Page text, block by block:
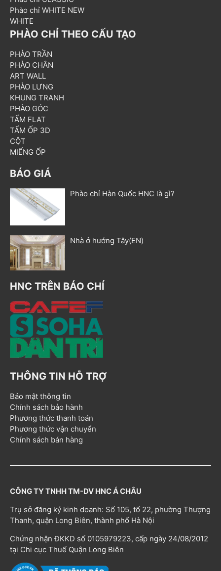
Phào chỉ WHITE NEW
WHITE
PHÀO CHỈ THEO CẤU TẠO
PHÀO TRẦN
PHÀO CHÂN
ART WALL
PHÀO LƯNG
KHUNG TRANH
PHÀO GÓC
TẤM FLAT
TẤM ỐP 3D
CỘT
MIẾNG ỐP
BÁO GIÁ
Phào chỉ Hàn Quốc HNC là gì?
Nhà ở hướng Tây(EN)
HNC TRÊN BÁO CHÍ
THÔNG TIN HỖ TRỢ
Bảo mật thông tin
Chính sách bảo hành
Phương thức thanh toán
Phương thức vận chuyển
Chính sách bán hàng
CÔNG TY TNHH TM-DV HNC Á CHÂU
Trụ sở đăng ký kinh doanh: Số 105, tổ 22, phường Thượng
Thanh, quận Long Biên, thành phố Hà Nội
Chứng nhận ĐKKD số 0105979223, cấp ngày 24/08/2012
tại Chi cục Thuế Quận Long Biên